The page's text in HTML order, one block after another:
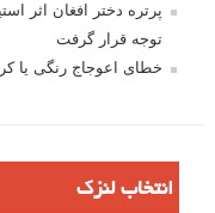
پرتره دختر افغان اثر
توجه قرار گرفت
خطای اعوجاج رنگی یا
انتخاب لنزک